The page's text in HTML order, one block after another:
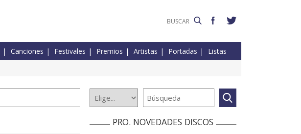
Canciones Festivales Premios Artistas Portadas Listas
PRO. NOVEDADES DISCOS